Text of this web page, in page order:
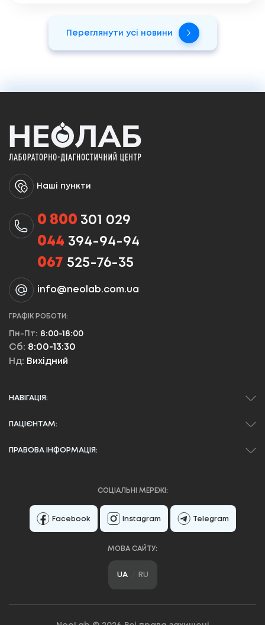
Переглянути усі новини
Наші пункти
0 800 301 029
044 394-94-94
067 525-76-35
info@neolab.com.ua
ГРАФІК РОБОТИ:
Пн-Пт: 8:00-18:00
Сб: 8:00-13:30
Нд: Вихідний
НАВІГАЦІЯ:
ПАЦІЄНТАМ:
ПРАВОВА ІНФОРМАЦІЯ:
СОЦІАЛЬНІ МЕРЕЖІ:
Facebook Instagram Telegram
МОВА САЙТУ:
UA RU